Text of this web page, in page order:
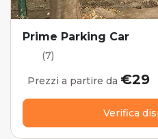
Prime Parking Car
(7)
Prezzi a partire da €29
Verifica